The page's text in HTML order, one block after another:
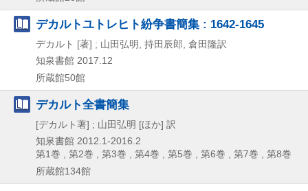
デカルトユトレヒト紛争書簡集 : 1642-1645
デカルト [著] ; 山田弘明, 持田辰郎, 倉田隆訳
知泉書館 2017.12
所蔵館50館
デカルト全書簡集
[デカルト著] ; 山田弘明 [ほか] 訳
知泉書館 2012.1-2016.2
第1巻 , 第2巻 , 第3巻 , 第4巻 , 第5巻 , 第6巻 , 第7巻 , 第8巻
所蔵館134館